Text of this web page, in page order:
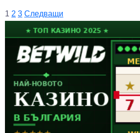
1 2 3 Следващи